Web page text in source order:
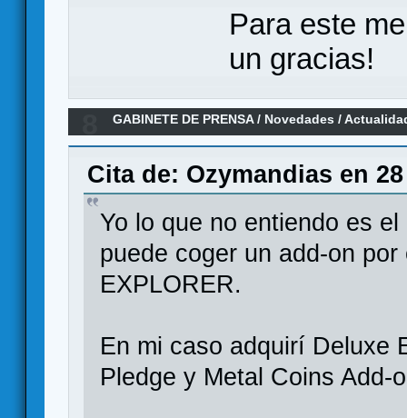
Para este
un gracias!
GABINETE DE PRENSA/ Novedades /
Cita de: Ozymandias en
Yo lo que no entiendo es
puede coger un add-on
EXPLORER.
En mi caso adquirí Deluxe
Pledge y Metal Coins Add-